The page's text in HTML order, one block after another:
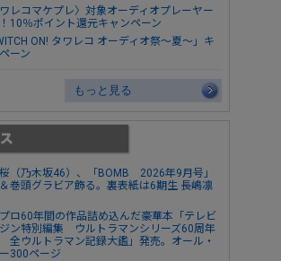
ワレコマケプレ〉対象オーディオプレーヤー
10％ポイント還元キャンペーン
ON! タワレコ オーディオ祭～夏～」キ
ーン
もっと見る
（乃木坂46）、「BOMB 2026年9月号」
巻頭グラビア飾る。裏表紙は6期生 長嶋凛
ロ60年間の作品詰め込んだ豪華本「テレビ
ン特別編集 ウルトラマンシリーズ60周年
全ウルトラマン記録大鑑」発売。オール・
300ページ